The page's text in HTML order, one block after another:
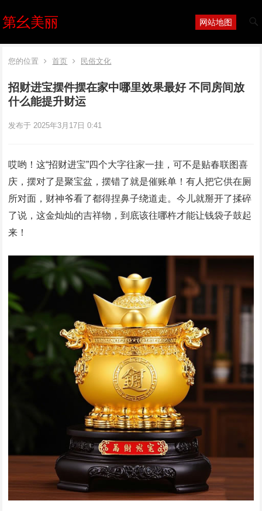
第幺美丽 网站地图
您的位置 首页 民俗文化
招财进宝摆件摆在家中哪里效果最好 不同房间放
什么能提升财运
发布于 2025年3月17日 0:41
哎哟！这“招财进宝”四个大字往家一挂，可不是贴春联图喜
庆，摆对了是聚宝盆，摆错了就是催账单！有人把它供在厕
所对面，财神爷看了都得捏鼻子绕道走。今儿就掰开了揉碎
了说，这金灿灿的吉祥物，到底该往哪杵才能让钱袋子鼓起
来！